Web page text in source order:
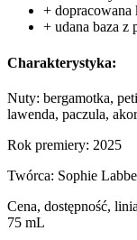
+ dopracowana
+ udana baza z
Charakterystyka:
Nuty: bergamotka,
lawenda, paczula,
Rok premiery: 2025
Twórca: Sophie Labbe
Cena, dostępność,
75 mL